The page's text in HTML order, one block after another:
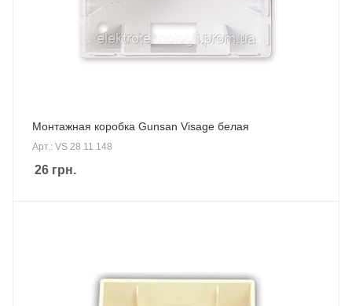
Монтажная коробка Gunsan Visage белая
Арт.: VS 28 11 148
26 грн.